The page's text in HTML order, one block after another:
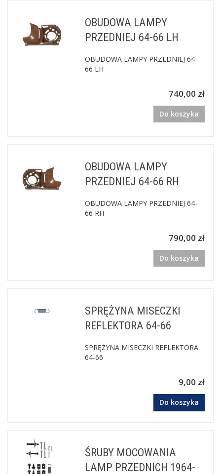
OBUDOWA LAMPY
PRZEDNIEJ 64-66 LH
OBUDOWA LAMPY PRZEDNIEJ 64-
66 LH
740,00 zł
Do koszyka
OBUDOWA LAMPY
PRZEDNIEJ 64-66 RH
OBUDOWA LAMPY PRZEDNIEJ 64-
66 RH
790,00 zł
Do koszyka
SPRĘŻYNA MISECZKI
REFLEKTORA 64-66
SPRĘŻYNA MISECZKI REFLEKTORA
64-66
9,00 zł
Do koszyka
ŚRUBY MOCOWANIA
LAMP PRZEDNICH 1964-